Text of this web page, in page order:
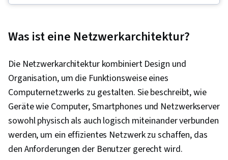
Betriebssystems, Sicherheit von
(Programmiersprache), Git
(Versionskontrollsystem), Computer-
Vernetzung, Paket- und Softwareverwaltung,
Interviewing-Fähigkeiten, Web-Präsenz, IT-
Infrastruktur, TCP/IP, Systemverwaltung,
Desktop-Unterstützung, Netzwerkverwaltung,
Leichte Verzeichniszugriffsprotokolle, Server-
Was ist eine Netzwerkarchitektur?
Die Netzwerkarchitektur kombiniert Design und
Organisation, um die Funktionsweise eines
Computernetzwerks zu gestalten. Sie beschreibt, wie
Geräte wie Computer, Smartphones und Netzwerkserver
sowohl physisch als auch logisch miteinander verbunden
werden, um ein effizientes Netzwerk zu schaffen, das
den Anforderungen der Benutzer gerecht wird.